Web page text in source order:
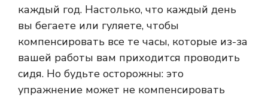
каждый год. Настолько, что каждый день
вы бегаете или гуляете, чтобы
компенсировать все те часы, которые из-за
вашей работы вам приходится проводить
сидя. Но будьте осторожны: это
упражнение может не компенсировать